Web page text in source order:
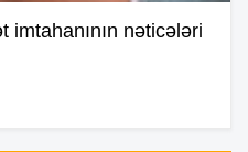
imtahanının nəticələri